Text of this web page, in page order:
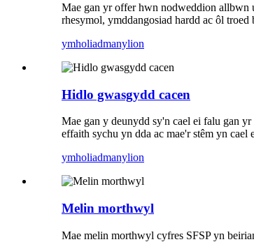
Mae gan yr offer hwn nodweddion allbwn
rhesymol, ymddangosiad hardd ac ôl troed
ymholiadmanylion
Hidlo gwasgydd cacen
Mae gan y deunydd sy'n cael ei falu gan
effaith sychu yn dda ac mae'r stêm yn
ymholiadmanylion
Melin morthwyl
Mae melin morthwyl cyfres SFSP yn